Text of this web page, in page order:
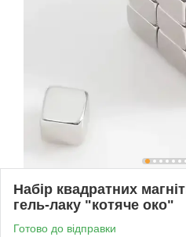
Набір квадратних
гель-лаку "котяче око"
Готово до відправки